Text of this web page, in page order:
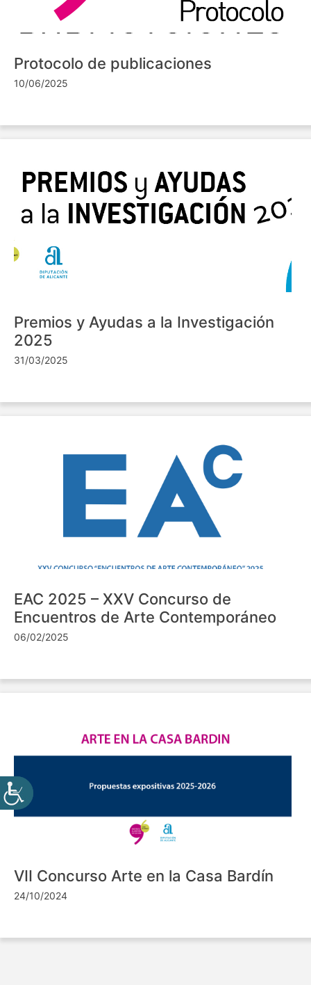
Protocolo de publicaciones
10/06/2025
Premios y Ayudas a la Investigación
2025
31/03/2025
EAC 2025 – XXV Concurso de
Encuentros de Arte Contemporáneo
06/02/2025
VII Concurso Arte en la Casa Bardín
24/10/2024